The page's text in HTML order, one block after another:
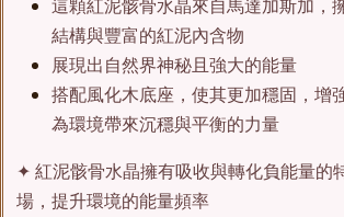
這顆紅泥骸骨水晶來自馬達加斯加，
結構與豐富的紅泥內含物
展現出自然界神秘且強大的能量
搭配風化木底座，使其更加穩固，增
為環境帶來沉穩與平衡的力量
✦ 紅泥骸骨水晶擁有吸收與轉化負能量的
場，提升環境的能量頻率